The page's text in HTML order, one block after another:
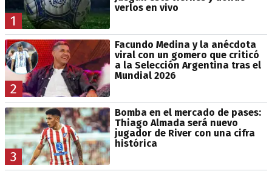
1
verlos en vivo
2
Facundo Medina y la anécdota
viral con un gomero que criticó
a la Selección Argentina tras el
Mundial 2026
3
Bomba en el mercado de pases:
Thiago Almada será nuevo
jugador de River con una cifra
histórica